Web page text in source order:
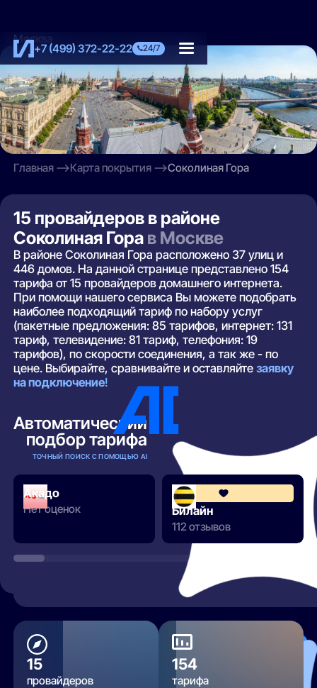
+7 (499) 372-22-22 24/7
Москва
Главная Карта покрытия Соколиная Гора
15 провайдеров в районе
Соколиная Гора в Москве
В районе Соколиная Гора расположено 37 улиц и
446 домов. На данной странице представлено 154
тарифа от 15 провайдеров домашнего интернета.
При помощи нашего сервиса Вы можете подобрать
наиболее подходящий тариф по набору услуг
(пакетные предложения: 85 тарифов, интернет: 131
тариф, телевидение: 81 тариф, телефония: 19
тарифов), по скорости соединения, а так же - по
цене. Выбирайте, сравнивайте и оставляйтезаявку
на подключение!
Автоматический
подбор тарифа
ТОЧНЫЙ ПОИСК С ПОМОЩЬЮ AI
Акадо
Нет оценок Билайн
112 отзывов
15
провайдеров
154
тарифа